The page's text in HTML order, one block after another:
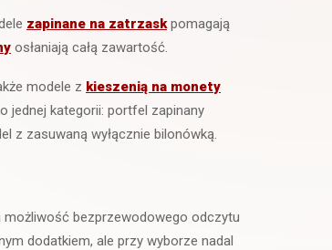
zapinane na zatrzaskpomagają
osłaniają całą zawartość.
modele z kieszenią na monety
jednej kategorii: portfel zapinany
z zasuwaną wyłącznie bilonówką.
bezprzewodowego odczytu
dodatkiem, ale przy wyborze nadal